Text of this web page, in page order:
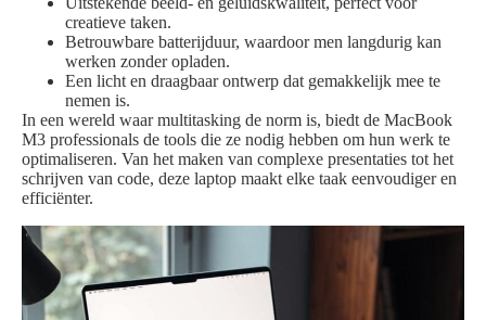
creatieve taken.
Betrouwbare batterijduur, waardoor men langdurig kan
werken zonder opladen.
Een licht en draagbaar ontwerp dat gemakkelijk mee te
nemen is.
In een wereld waar multitasking de norm is, biedt de MacBook
M3 professionals de tools die ze nodig hebben om hun werk te
optimaliseren. Van het maken van complexe presentaties tot het
schrijven van code, deze laptop maakt elke taak eenvoudiger en
efficiënter.